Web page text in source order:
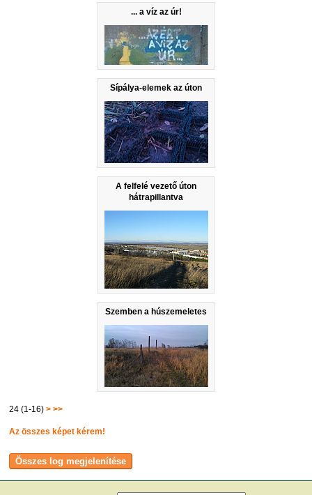
... a víz az úr!
Sípálya-elemek az úton
A felfelé vezető úton
hátrapillantva
Szemben a húszemeletes
24 (1-16)> >>
Az összes képet kérem!